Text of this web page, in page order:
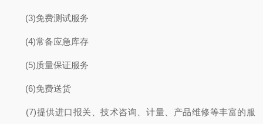
(3)免费测试服务
(4)常备应急库存
(5)质量保证服务
(6)免费送货
(7)提供进口报关、技术咨询、计量、产品维修等丰富的服